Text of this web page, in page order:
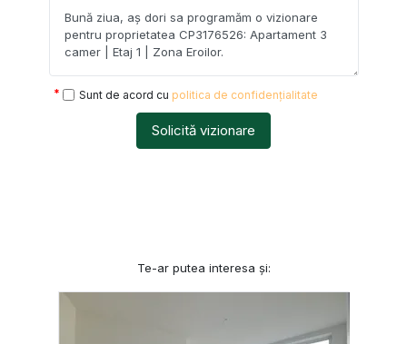
Sunt de acord cu politica de confidențialitate
Solicită vizionare
Te-ar putea interesa și: